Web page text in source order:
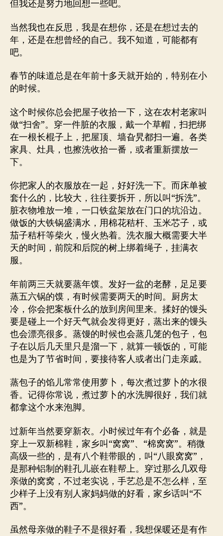
但我还是努力地回想一些吧。
当然我也在反思，我是在想你，还是在想过去的
年，还是在想曾经的自己。我不知道，可能都有
吧。
春节的味道总是在年前十多天就开始的，特别在小
的时候。
这个时候你总会把屋子收拾一下，这在农村老家叫
做“扫舍”。穿一件脏的衣服，戴一个草帽，扫把绑
在一根长棍子上，把屋顶、墙旮旯都扫一遍。各类
家具、灶具，也擦洗收拾一番，或者重新摆放一
下。
你把家人的衣服放在一起，好好洗一下。而床单被
套什么的，比较大，往往要拆开，所以叫“拆洗”。
脏衣物堆放一堆，一口铁盆架放在门口的坑沿边。
做饭的大铁锅盛满水，用棉花秸杆、玉米芯子，或
茄子秸杆等柴火，慢火热着。洗衣服大概需要大半
天的时间，前院和后院的树上绑着绳子，挂满衣
服。
年前两三天就要蒸年馍。发好一盆的老酵，足足要
蒸五六锅的馍，有时候需要两天的时间。厨房太
冷，你会把案板什么的放到房间里来。揉好的馒头
要是碰上一个好天气就会发得更好，蒸出来的馒头
也会漂亮很多。蒸馒的时候也会蒸几笼的包子，包
子在以后几天里只是溜一下，就算一顿饭的，可能
也是为了节省时间，要接待客人或者出门走亲戚。
蒸包子的馅儿常常使用萝卜，每次煮过萝卜的水很
香。记得你常说，煮过萝卜的水洗脚很好，我们就
都拿这个水来泡脚。
过新年当然要穿新衣。小时候过年有个必备，就是
穿上一双新棉鞋，家乡叫“窝窝”、“棉窝窝”。稍微
高级一些的，是有八个鞋带眼的，叫“八眼窝窝”，
是那种铝制的鞋孔儿嵌在鞋帮上。穿过那么几双母
亲做的窝窝，不过老实说，手艺总是不怎么样，至
少样子上没有别人家妈妈做的好看，家乡话叫“不
西”。
虽然母亲做的鞋子不是很好看，我想保暖还是有作